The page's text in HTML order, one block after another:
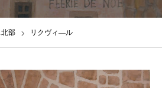
部 リクヴィ―ル